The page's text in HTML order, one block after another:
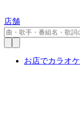
店舗
お店でカラオケ